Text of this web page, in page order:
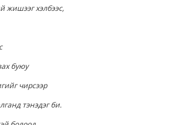
жишээг хэлбээс,
буюу
чирсээр
тэнэдэг би.